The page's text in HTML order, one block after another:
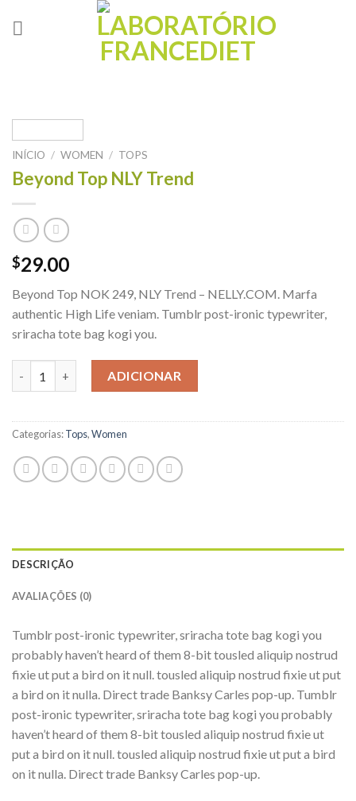
INÍCIO / WOMEN / TOPS
Beyond Top NLY Trend
$29.00
Beyond Top NOK 249, NLY Trend – NELLY.COM. Marfa
authentic High Life veniam. Tumblr post-ironic typewriter,
sriracha tote bag kogi you.
ADICIONAR
Categorias:Tops,Women
DESCRIÇÃO
AVALIAÇÕES (0)
Tumblr post-ironic typewriter, sriracha tote bag kogi you
probably haven’t heard of them 8-bit tousled aliquip nostrud
fixie ut put a bird on it null. tousled aliquip nostrud fixie ut put
a bird on it nulla. Direct trade Banksy Carles pop-up. Tumblr
post-ironic typewriter, sriracha tote bag kogi you probably
haven’t heard of them 8-bit tousled aliquip nostrud fixie ut
put a bird on it null. tousled aliquip nostrud fixie ut put a bird
on it nulla. Direct trade Banksy Carles pop-up.